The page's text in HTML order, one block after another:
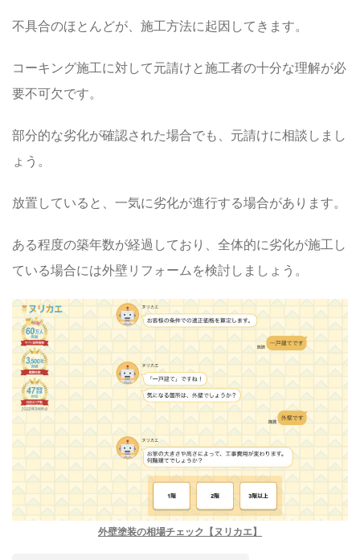
不具合のほとんどが、施工方法に起因してきます。
コーキング施工に対して元請けと施工者の十分な理解が必
要不可欠です。
部分的な劣化が確認された場合でも、元請けに相談しまし
ょう。
放置していると、一気に劣化が進行する場合があります。
ある程度の築年数が経過しており、全体的に劣化が施工し
ている場合には外壁リフォームを検討しましょう。
外壁塗装の相場チェック【ヌリカエ】